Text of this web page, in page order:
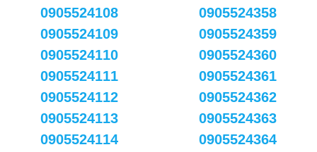
0905524108
0905524109
0905524110
0905524111
0905524112
0905524113
0905524114
0905524358
0905524359
0905524360
0905524361
0905524362
0905524363
0905524364